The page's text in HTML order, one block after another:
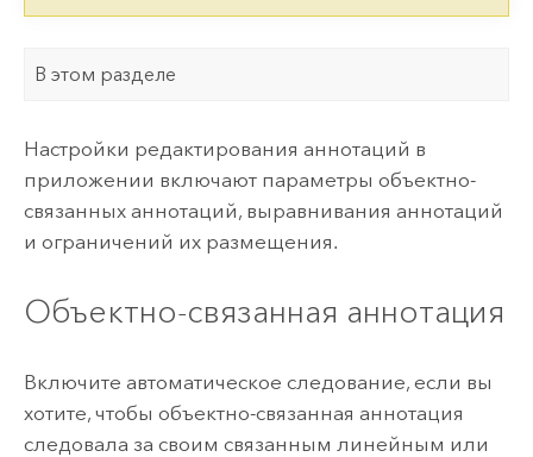
В этом разделе
Настройки редактирования аннотаций в
приложении включают параметры объектно-
связанных аннотаций, выравнивания аннотаций
и ограничений их размещения.
Объектно-связанная аннотация
Включите автоматическое следование, если вы
хотите, чтобы объектно-связанная аннотация
следовала за своим связанным линейным или